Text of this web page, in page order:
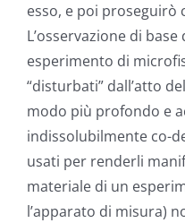
esso, e poi proseguirò
L’osservazione di
esperimento di
“disturbati” dall’atto
modo più profondo e
indissolubilmente co-
usati per renderli
materiale di un
l’apparato di misura)